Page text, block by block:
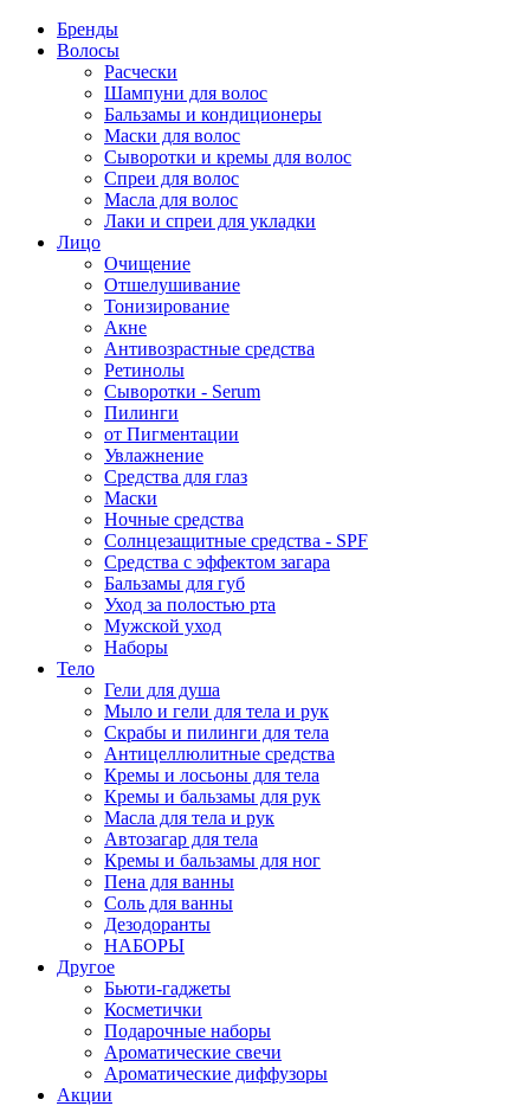
Бренды
Волосы
Расчески
Шампуни для волос
Бальзамы и кондиционеры
Маски для волос
Сыворотки и кремы для волос
Спреи для волос
Масла для волос
Лаки и спреи для укладки
Лицо
Очищение
Отшелушивание
Тонизирование
Акне
Антивозрастные средства
Ретинолы
Сыворотки - Serum
Пилинги
от Пигментации
Увлажнение
Средства для глаз
Маски
Ночные средства
Солнцезащитные средства - SPF
Средства c эффектом загара
Бальзамы для губ
Уход за полостью рта
Мужской уход
Наборы
Тело
Гели для душа
Мыло и гели для тела и рук
Скрабы и пилинги для тела
Антицеллюлитные средства
Кремы и лосьоны для тела
Кремы и бальзамы для рук
Масла для тела и рук
Автозагар для тела
Кремы и бальзамы для ног
Пена для ванны
Соль для ванны
Дезодоранты
НАБОРЫ
Другое
Бьюти-гаджеты
Косметички
Подарочные наборы
Ароматические свечи
Ароматические диффузоры
Акции